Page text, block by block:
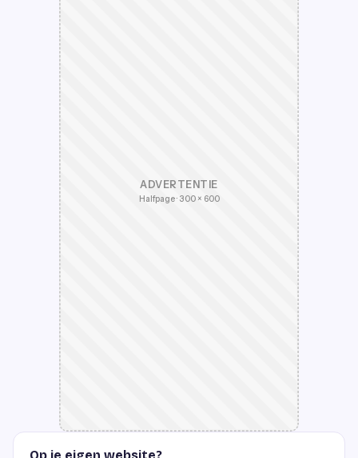
ADVERTENTIE
Halfpage · 300 × 600